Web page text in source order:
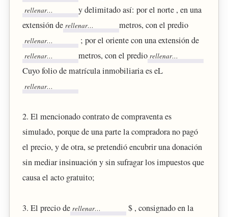
y delimitado así: por el norte , en una
extensión de
metros, con el predio
; por el oriente con una extensión de
metros, con el predio
Cuyo folio de matrícula inmobiliaria es eL
2. El mencionado contrato de compraventa es
simulado, porque de una parte la compradora no pagó
el precio, y de otra, se pretendió encubrir una donación
sin mediar insinuación y sin sufragar los impuestos que
causa el acto gratuito;
3. El precio de $ , consignado en la